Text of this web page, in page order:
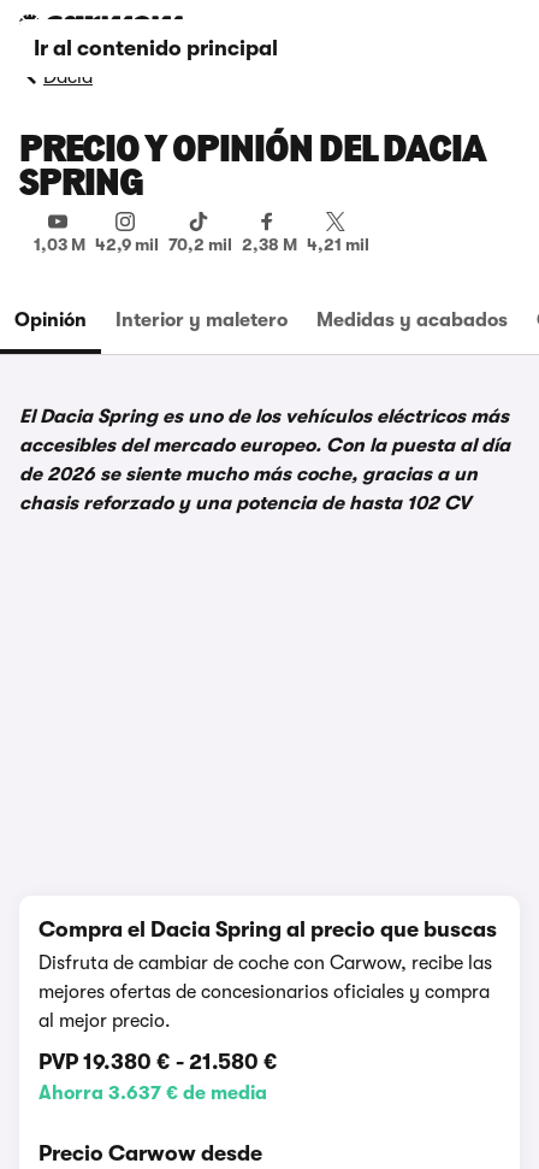
Ir al contenido principal
Dacia
PRECIO Y OPINIÓN DEL DACIA
SPRING
1,03 M 42,9 mil 70,2 mil 2,38 M 4,21 mil
Opinión Interior y maletero Medidas y acabados
El Dacia Spring es uno de los vehículos eléctricos más
accesibles del mercado europeo. Con la puesta al día
de 2026 se siente mucho más coche, gracias a un
chasis reforzado y una potencia de hasta 102 CV
Compra el Dacia Spring al precio que buscas
Disfruta de cambiar de coche con Carwow, recibe las
mejores ofertas de concesionarios oficiales y compra
al mejor precio.
PVP 19.380 € - 21.580 €
Ahorra 3.637 € de media
Precio Carwow desde